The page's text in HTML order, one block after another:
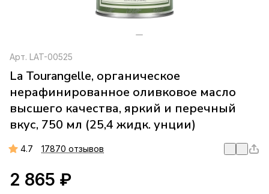
Арт. LAT-00525
La Tourangelle, органическое
нерафинированное оливковое масло
высшего качества, яркий и перечный
вкус, 750 мл (25,4 жидк. унции)
4.7 17870 отзывов
2 865 ₽